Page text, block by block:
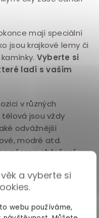
a vyberte si
webu používáme,
mají speciální
jsou krajkové lemy či
Vyberte si
ladí s vaším
v různých
jsou vždy
odvážnější
modré atd.
vašemu oblečení